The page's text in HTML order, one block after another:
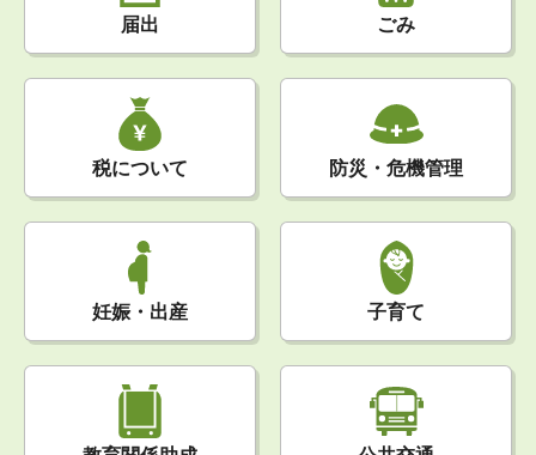
届出 ごみ
税について 防災・危機管理
妊娠・出産 子育て